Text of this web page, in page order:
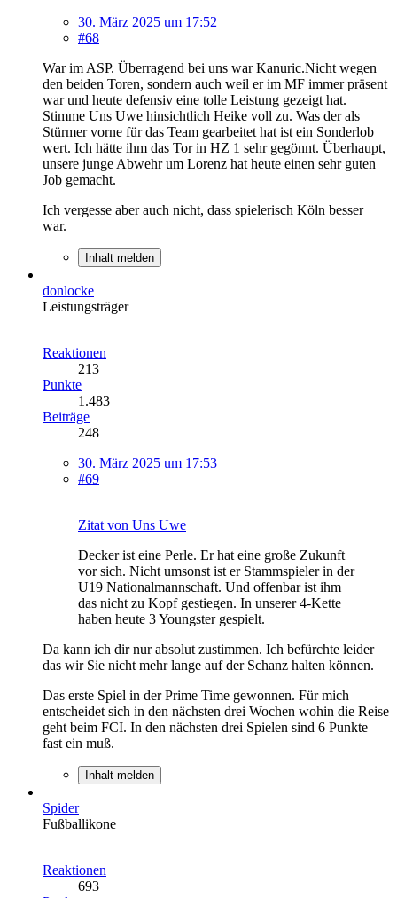
30. März 2025 um 17:52
#68
War im ASP. Überragend bei uns war Kanuric.Nicht wegen
den beiden Toren, sondern auch weil er im MF immer präsent
war und heute defensiv eine tolle Leistung gezeigt hat.
Stimme Uns Uwe hinsichtlich Heike voll zu. Was der als
Stürmer vorne für das Team gearbeitet hat ist ein Sonderlob
wert. Ich hätte ihm das Tor in HZ 1 sehr gegönnt. Überhaupt,
unsere junge Abwehr um Lorenz hat heute einen sehr guten
Job gemacht.
Ich vergesse aber auch nicht, dass spielerisch Köln besser
war.
Inhalt melden
donlocke
Leistungsträger
Reaktionen
213
Punkte
1.483
Beiträge
248
30. März 2025 um 17:53
#69
Zitat von Uns Uwe
Decker ist eine Perle. Er hat eine große Zukunft
vor sich. Nicht umsonst ist er Stammspieler in der
U19 Nationalmannschaft. Und offenbar ist ihm
das nicht zu Kopf gestiegen. In unserer 4-Kette
haben heute 3 Youngster gespielt.
Da kann ich dir nur absolut zustimmen. Ich befürchte leider
das wir Sie nicht mehr lange auf der Schanz halten können.
Das erste Spiel in der Prime Time gewonnen. Für mich
entscheidet sich in den nächsten drei Wochen wohin die Reise
geht beim FCI. In den nächsten drei Spielen sind 6 Punkte
fast ein muß.
Inhalt melden
Spider
Fußballikone
Reaktionen
693